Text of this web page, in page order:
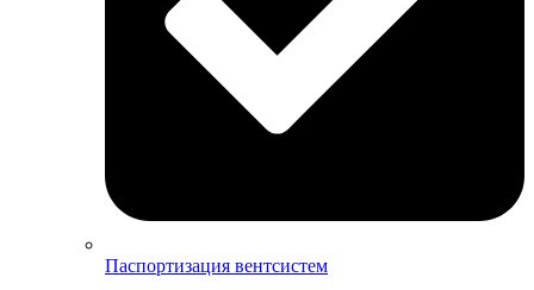
Паспортизация вентсистем